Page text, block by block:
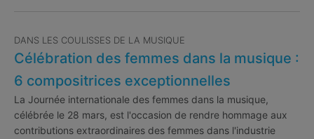
DANS LES COULISSES DE LA MUSIQUE
Célébration des femmes dans la musique :
6 compositrices exceptionnelles
La Journée internationale des femmes dans la musique,
célébrée le 28 mars, est l'occasion de rendre hommage aux
contributions extraordinaires des femmes dans l'industrie